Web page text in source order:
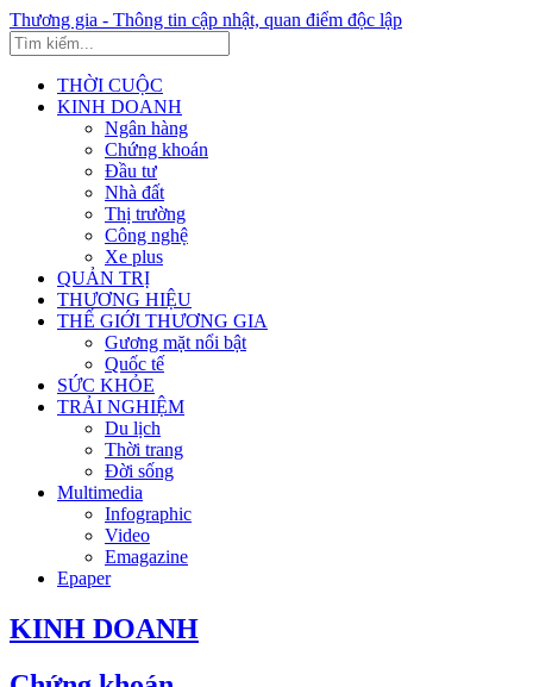
Thương gia - Thông tin cập nhật, quan điểm độc lập
THỜI CUỘC
KINH DOANH
Ngân hàng
Chứng khoán
Đầu tư
Nhà đất
Thị trường
Công nghệ
Xe plus
QUẢN TRỊ
THƯƠNG HIỆU
THẾ GIỚI THƯƠNG GIA
Gương mặt nổi bật
Quốc tế
SỨC KHỎE
TRẢI NGHIỆM
Du lịch
Thời trang
Đời sống
Multimedia
Infographic
Video
Emagazine
Epaper
KINH DOANH